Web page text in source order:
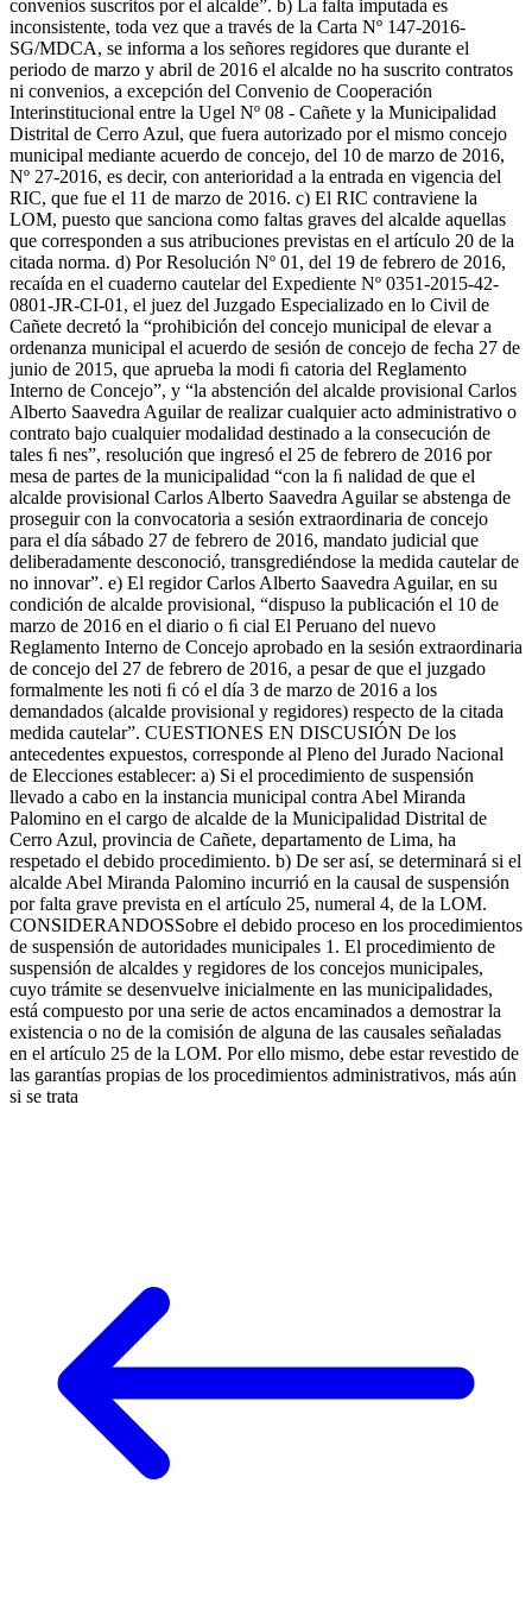
convenios suscritos por el alcalde”. b) La falta imputada es
inconsistente, toda vez que a través de la Carta Nº 147-2016-
SG/MDCA, se informa a los señores regidores que durante el
periodo de marzo y abril de 2016 el alcalde no ha suscrito contratos
ni convenios, a excepción del Convenio de Cooperación
Interinstitucional entre la Ugel Nº 08 - Cañete y la Municipalidad
Distrital de Cerro Azul, que fuera autorizado por el mismo concejo
municipal mediante acuerdo de concejo, del 10 de marzo de 2016,
Nº 27-2016, es decir, con anterioridad a la entrada en vigencia del
RIC, que fue el 11 de marzo de 2016. c) El RIC contraviene la
LOM, puesto que sanciona como faltas graves del alcalde aquellas
que corresponden a sus atribuciones previstas en el artículo 20 de la
citada norma. d) Por Resolución Nº 01, del 19 de febrero de 2016,
recaída en el cuaderno cautelar del Expediente Nº 0351-2015-42-
0801-JR-CI-01, el juez del Juzgado Especializado en lo Civil de
Cañete decretó la “prohibición del concejo municipal de elevar a
ordenanza municipal el acuerdo de sesión de concejo de fecha 27 de
junio de 2015, que aprueba la modi ﬁ catoria del Reglamento
Interno de Concejo”, y “la abstención del alcalde provisional Carlos
Alberto Saavedra Aguilar de realizar cualquier acto administrativo o
contrato bajo cualquier modalidad destinado a la consecución de
tales ﬁ nes”, resolución que ingresó el 25 de febrero de 2016 por
mesa de partes de la municipalidad “con la ﬁ nalidad de que el
alcalde provisional Carlos Alberto Saavedra Aguilar se abstenga de
proseguir con la convocatoria a sesión extraordinaria de concejo
para el día sábado 27 de febrero de 2016, mandato judicial que
deliberadamente desconoció, transgrediéndose la medida cautelar de
no innovar”. e) El regidor Carlos Alberto Saavedra Aguilar, en su
condición de alcalde provisional, “dispuso la publicación el 10 de
marzo de 2016 en el diario o ﬁ cial El Peruano del nuevo
Reglamento Interno de Concejo aprobado en la sesión extraordinaria
de concejo del 27 de febrero de 2016, a pesar de que el juzgado
formalmente les noti ﬁ có el día 3 de marzo de 2016 a los
demandados (alcalde provisional y regidores) respecto de la citada
medida cautelar”. CUESTIONES EN DISCUSIÓN De los
antecedentes expuestos, corresponde al Pleno del Jurado Nacional
de Elecciones establecer: a) Si el procedimiento de suspensión
llevado a cabo en la instancia municipal contra Abel Miranda
Palomino en el cargo de alcalde de la Municipalidad Distrital de
Cerro Azul, provincia de Cañete, departamento de Lima, ha
respetado el debido procedimiento. b) De ser así, se determinará si el
alcalde Abel Miranda Palomino incurrió en la causal de suspensión
por falta grave prevista en el artículo 25, numeral 4, de la LOM.
CONSIDERANDOSSobre el debido proceso en los procedimientos
de suspensión de autoridades municipales 1. El procedimiento de
suspensión de alcaldes y regidores de los concejos municipales,
cuyo trámite se desenvuelve inicialmente en las municipalidades,
está compuesto por una serie de actos encaminados a demostrar la
existencia o no de la comisión de alguna de las causales señaladas
en el artículo 25 de la LOM. Por ello mismo, debe estar revestido de
las garantías propias de los procedimientos administrativos, más aún
si se trata